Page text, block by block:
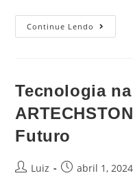
Continue Lendo
Tecnologia
Futuro
Luiz abril 1, 2024